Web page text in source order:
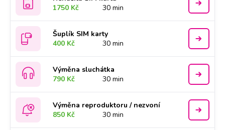
1750 Kč
30 min
Šuplík SIM karty
400 Kč
30 min
Výměna sluchátka
790 Kč
30 min
Výměna reproduktoru / nezvoní
850 Kč
30 min